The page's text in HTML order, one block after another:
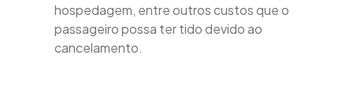
hospedagem, entre outros custos que o
passageiro possa ter tido devido ao
cancelamento.